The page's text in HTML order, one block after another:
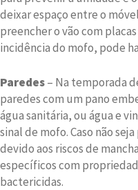
deixar espaço entre o
preencher o vão com
incidência do mofo, pode
Paredes– Na temporada
paredes com um pano
água sanitária, ou água e
sinal de mofo. Caso não
devido aos riscos de
específicos com
bactericidas.